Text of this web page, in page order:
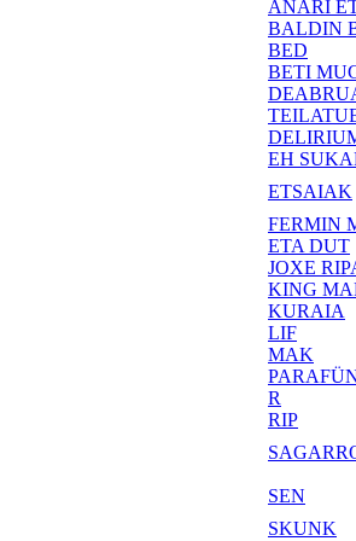
ANARI
BALDIN
BED
BETI
EH
ETSAIAK
FERMIN
ETA DUT
JOXE
KING
KURAIA
LIF
MAK
R
RIP
SEN
SKUNK